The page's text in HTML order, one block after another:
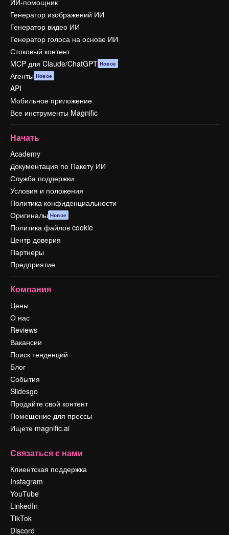
ИИ-помощник
Генератор изображений ИИ
Генератор видео ИИ
Генератор голоса на основе ИИ
Стоковый контент
MCP для Claude/ChatGPT Новое
Агенты Новое
API
Мобильное приложение
Все инструменты Magnific
Начать
Academy
Документация по Пакету ИИ
Служба поддержки
Условия и положения
Политика конфиденциальности
Оригиналы Новое
Политика файлов cookie
Центр доверия
Партнеры
Предприятие
Компания
Цены
О нас
Reviews
Вакансии
Поиск тенденций
Блог
События
Slidesgo
Продайте свой контент
Помещение для прессы
Ищете magnific.ai
Связаться с нами
Клиентская поддержка
Instagram
YouTube
LinkedIn
TikTok
Discord